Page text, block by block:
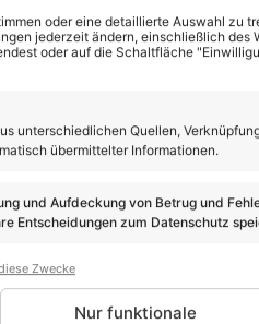
oder eine detaillierte Auswahl zu
jederzeit ändern, einschließlich des
oder auf die Schaltfläche
unterschiedlichen Quellen,
übermittelter Informationen.
und Aufdeckung von Betrug und
Entscheidungen zum Datenschutz
Zwecke
Nur funktionale
UNSERES